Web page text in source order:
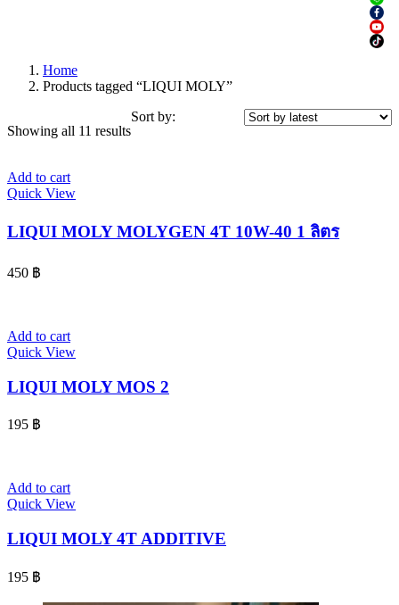
Home
Products tagged “LIQUI MOLY”
Showing all 11 results
Sort by:
Add to cart
Quick View
LIQUI MOLY MOLYGEN 4T 10W-40 1 ลิตร
450 ฿
Add to cart
Quick View
LIQUI MOLY MOS 2
195 ฿
Add to cart
Quick View
LIQUI MOLY 4T ADDITIVE
195 ฿